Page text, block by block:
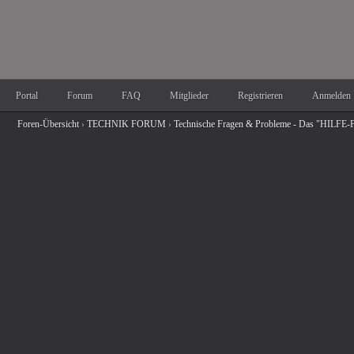
Portal Forum FAQ Mitglieder Registrieren Anmelden
Foren-Übersicht › TECHNIK FORUM › Technische Fragen & Probleme - Das "HILFE-